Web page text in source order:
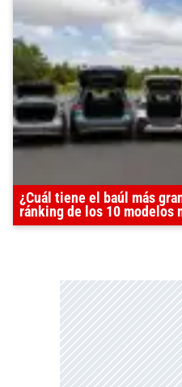
¿Cuál tiene el baúl más
ránking de los 10 modelos